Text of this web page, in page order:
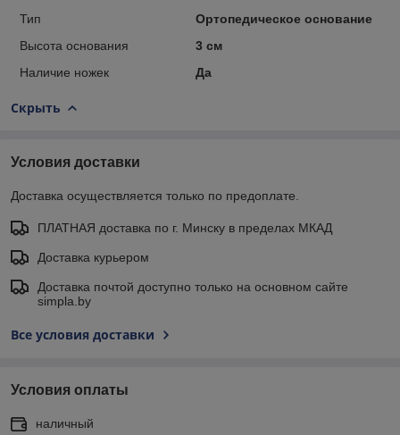
Тип
Ортопедическое основание
Высота основания
3 см
Наличие ножек
Да
Скрыть
Условия доставки
Доставка осуществляется только по предоплате.
ПЛАТНАЯ доставка по г. Минску в пределах МКАД
Доставка курьером
Доставка почтой доступно только на основном сайте
simpla.by
Все условия доставки
Условия оплаты
наличный